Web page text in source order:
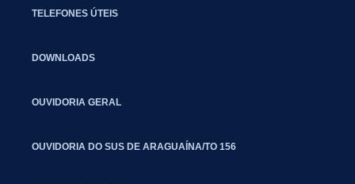
TELEFONES ÚTEIS
DOWNLOADS
OUVIDORIA GERAL
OUVIDORIA DO SUS DE ARAGUAÍNA/TO 156